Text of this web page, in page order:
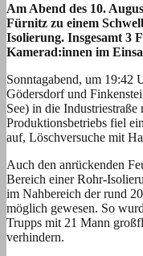
Am Abend des 10.
Fürnitz zu einem
Isolierung. Insgesamt 3
Kamerad:innen im
Sonntagabend, um 19:42
Gödersdorf und
See) in die
Produktionsbetriebs fiel
auf, Löschversuche mit
Auch den anrückenden
Bereich einer Rohr-
im Nahbereich der rund
möglich gewesen. So
Trupps mit 21 Mann
verhindern.